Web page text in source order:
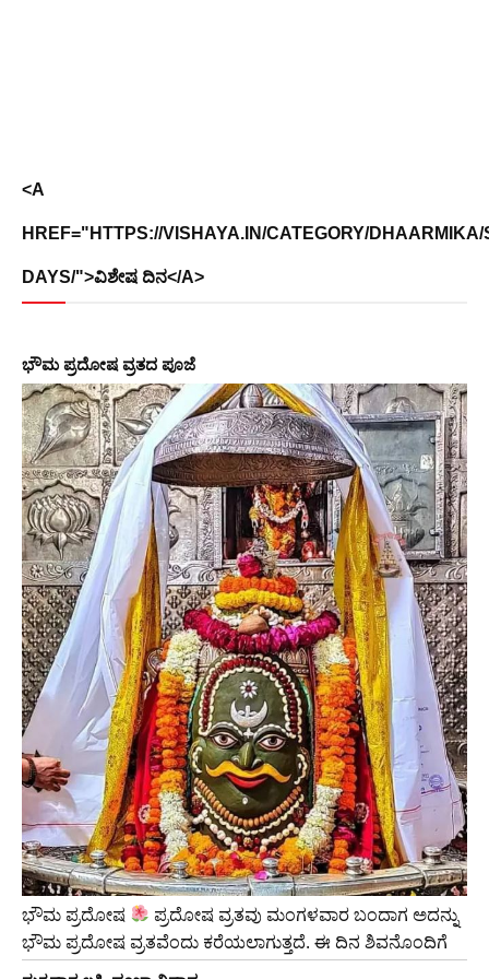
<A
HREF="HTTPS://VISHAYA.IN/CATEGORY/
DAYS/">ವಿಶೇಷ ದಿನ</A>
ಭೌಮ ಪ್ರದೋಷ ವ್ರತದ ಪೂಜೆ
ಭೌಮ ಪ್ರದೋಷ
ಪ್ರದೋಷ ವ್ರತವು ಮಂಗಳವಾರ ಬಂದಾಗ ಅದನ್ನು
ಭೌಮ ಪ್ರದೋಷ ವ್ರತವೆಂದು ಕರೆಯಲಾಗುತ್ತದೆ. ಈ ದಿನ ಶಿವನೊಂದಿಗೆ